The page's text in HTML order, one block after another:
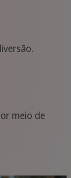
meio de